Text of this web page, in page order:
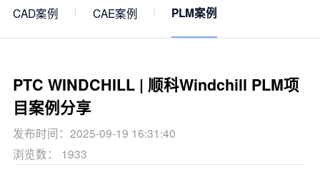
CAD案例 CAE案例 PLM案例
PTC WINDCHILL | 顺科Windchill PLM项
目案例分享
发布时间：2025-09-19 16:31:40
浏览数： 1933